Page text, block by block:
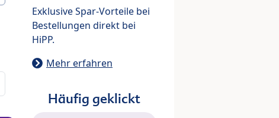
Exklusive Spar-Vorteile bei
Bestellungen direkt bei
HiPP.
Mehr erfahren
Häufig geklickt